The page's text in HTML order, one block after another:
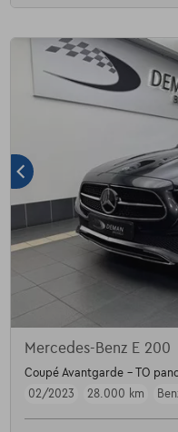
Mercedes-Benz E 200
Coupé Avantgarde - TO
02/2023
28.000 km